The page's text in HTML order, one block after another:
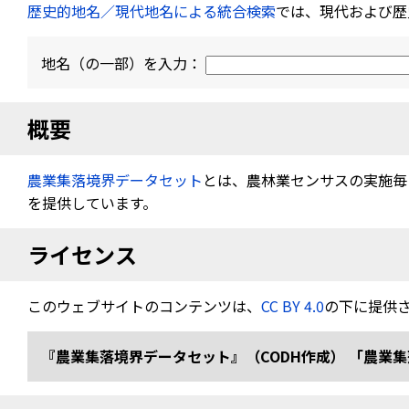
歴史的地名／現代地名による統合検索では、現代および
地名（の一部）を入力：
概要
農業集落境界データセット とは、農林業センサスの実施
を提供しています。
ライセンス
このウェブサイトのコンテンツは、 CC BY 4.0の下に提供
『農業集落境界データセット』（CODH作成） 「農